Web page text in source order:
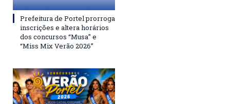
Prefeitura de Portel prorroga
inscrições e altera horários
dos concursos “Musa” e
“Miss Mix Verão 2026”